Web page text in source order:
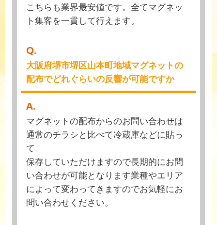
こちらも業界最安値です。全てマグネッ
ト集客を一貫して行えます。
Q.
大阪府堺市堺区山本町地域マグネットの
配布でどれぐらいの反響が可能ですか
A.
マグネットの配布からのお問い合わせは
通常のチラシと比べて冷蔵庫などに貼っ
て
保存していただけますので長期的にお問
い合わせが可能となります業種やエリア
によって変わってきますのでお気軽にお
問い合わせください。